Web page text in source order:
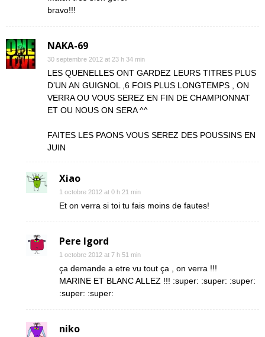
bravo!!!
NAKA-69
30 septembre 2012 at 23 h 34 min
LES QUENELLES ONT GARDEZ LEURS TITRES PLUS
D’UN AN GUIGNOL ,6 FOIS PLUS LONGTEMPS , ON
VERRA OU VOUS SEREZ EN FIN DE CHAMPIONNAT
ET OU NOUS ON SERA ^^
FAITES LES PAONS VOUS SEREZ DES POUSSINS EN
JUIN
Xiao
1 octobre 2012 at 0 h 21 min
Et on verra si toi tu fais moins de fautes!
Pere Igord
1 octobre 2012 at 7 h 51 min
ça demande a etre vu tout ça , on verra !!!
MARINE ET BLANC ALLEZ !!! :super: :super: :super:
:super: :super:
niko